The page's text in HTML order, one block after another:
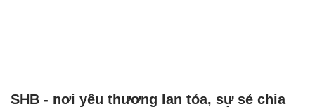
SHB - nơi yêu thương lan tỏa, sự sẻ chia